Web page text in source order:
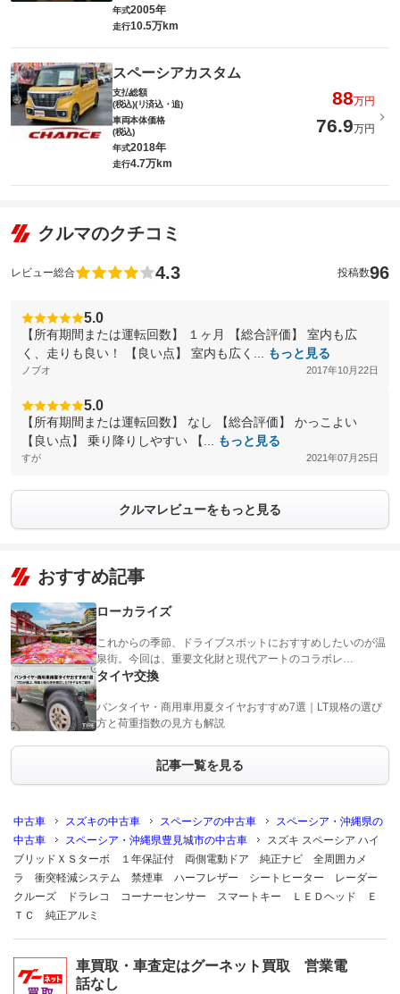
年式2005年
走行10.5万km
スペーシアカスタム
支払総額
(税込)(リ済込・追)
88万円
車両本体価格
(税込)
76.9万円
年式2018年
走行4.7万km
クルマのクチコミ
レビュー総合 4.3 投稿数96
5.0
【所有期間または運転回数】 １ヶ月 【総合評価】 室内も広
く、走りも良い！ 【良い点】 室内も広く...
もっと見る
ノブオ 2017年10月22日
5.0
【所有期間または運転回数】 なし 【総合評価】 かっこよい
【良い点】 乗り降りしやすい 【...
もっと見る
すが 2021年07月25日
クルマレビューをもっと見る
おすすめ記事
ローカライズ
これからの季節、ドライブスポットにおすすめしたいのが温
泉街。今回は、重要文化財と現代アートのコラボレ…
タイヤ交換
バンタイヤ・商用車用夏タイヤおすすめ7選｜LT規格の選び
方と荷重指数の見方も解説
記事一覧を見る
中古車 スズキの中古車 スペーシアの中古車
スペーシア・沖縄県の
中古車
スペーシア・沖縄県豊見城市の中古車
スズキ スペーシア ハイ
ブリッドＸＳターボ １年保証付 両側電動ドア 純正ナビ 全周囲カメ
ラ 衝突軽減システム 禁煙車 ハーフレザー シートヒーター レーダー
クルーズ ドラレコ コーナーセンサー スマートキー ＬＥＤヘッド Ｅ
ＴＣ 純正アルミ
車買取・車査定はグーネット買取 営業電
話なし